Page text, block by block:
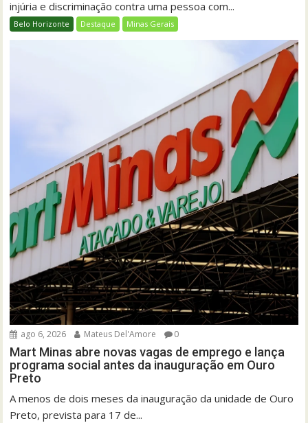
injúria e discriminação contra uma pessoa com...
Belo Horizonte Destaque Minas Gerais
ago 6, 2026 Mateus Del'Amore 0
Mart Minas abre novas vagas de emprego e lança
programa social antes da inauguração em Ouro
Preto
A menos de dois meses da inauguração da unidade de Ouro
Preto, prevista para 17 de...